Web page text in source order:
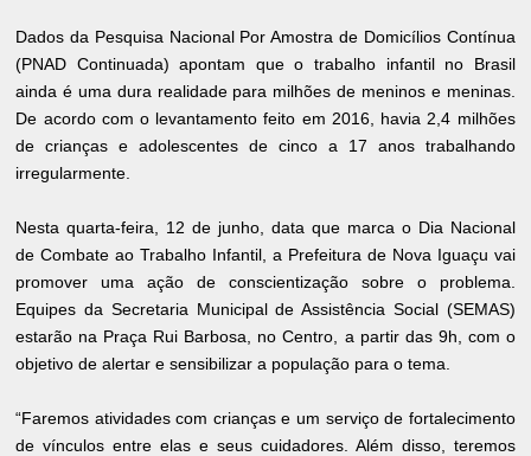
Dados da Pesquisa Nacional Por Amostra de Domicílios Contínua
(PNAD Continuada) apontam que o trabalho infantil no Brasil
ainda é uma dura realidade para milhões de meninos e meninas.
De acordo com o levantamento feito em 2016, havia 2,4 milhões
de crianças e adolescentes de cinco a 17 anos trabalhando
irregularmente.
Nesta quarta-feira, 12 de junho, data que marca o Dia Nacional
de Combate ao Trabalho Infantil, a Prefeitura de Nova Iguaçu vai
promover uma ação de conscientização sobre o problema.
Equipes da Secretaria Municipal de Assistência Social (SEMAS)
estarão na Praça Rui Barbosa, no Centro, a partir das 9h, com o
objetivo de alertar e sensibilizar a população para o tema.
“Faremos atividades com crianças e um serviço de fortalecimento
de vínculos entre elas e seus cuidadores. Além disso, teremos